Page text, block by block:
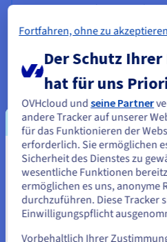
Dieses DeepTech-
Lösungen auf Basis von AI-
und Konformitätsaspekten
Rechnung tragen.
Mehr erfahren
Sie scheinen sich
Staaten zu
Wenn Sie aus Vereinigte Staaten
sich auf der entsprechenden
Account erstellen.
Fortfahren, ohne zu
Der Schutz
hat für uns
OVHcloud undseine Partner
andere Tracker auf unserer
für das Funktionieren der
erforderlich. Sie ermöglichen
Sicherheit des Dienstes zu
wesentliche Funktionen
ermöglichen es uns, anonyme
durchzuführen. Diese Tracker
Einwilligungspflicht
Vorbehaltlich Ihrer